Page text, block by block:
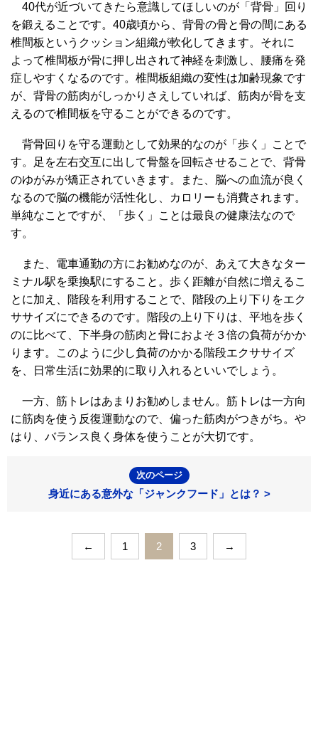
40代が近づいてきたら意識してほしいのが「背骨」回り
を鍛えることです。40歳頃から、背骨の骨と骨の間にある
椎間板というクッション組織が軟化してきます。それに
よって椎間板が骨に押し出されて神経を刺激し、腰痛を発
症しやすくなるのです。椎間板組織の変性は加齢現象です
が、背骨の筋肉がしっかりさえしていれば、筋肉が骨を支
えるので椎間板を守ることができるのです。
背骨回りを守る運動として効果的なのが「歩く」ことで
す。足を左右交互に出して骨盤を回転させることで、背骨
のゆがみが矯正されていきます。また、脳への血流が良く
なるので脳の機能が活性化し、カロリーも消費されます。
単純なことですが、「歩く」ことは最良の健康法なので
す。
また、電車通勤の方にお勧めなのが、あえて大きなター
ミナル駅を乗換駅にすること。歩く距離が自然に増えるこ
とに加え、階段を利用することで、階段の上り下りをエク
ササイズにできるのです。階段の上り下りは、平地を歩く
のに比べて、下半身の筋肉と骨におよそ３倍の負荷がかか
ります。このように少し負荷のかかる階段エクササイズ
を、日常生活に効果的に取り入れるといいでしょう。
一方、筋トレはあまりお勧めしません。筋トレは一方向
に筋肉を使う反復運動なので、偏った筋肉がつきがち。や
はり、バランス良く身体を使うことが大切です。
次のページ
身近にある意外な「ジャンクフード」とは？ >
← 1 2 3 →